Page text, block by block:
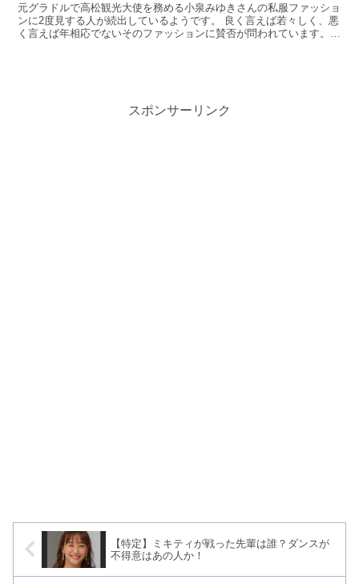
元グラドルで高松観光大使を務める小泉みゆきさんの私服ファッショ
ンに2度見する人が続出しているようです。 良く言えば若々しく、悪
く言えば年相応でないそのファッションに賛否が問われています。
スポンサーリンク
【特定】ミキティが戦った先輩は誰？ダンスが
不得意はあの人か！